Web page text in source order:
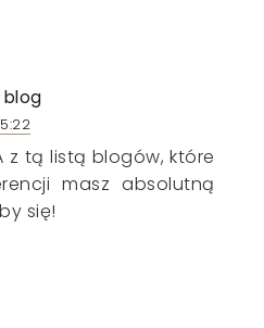
z tą listą blogów, które
masz absolutną
się!